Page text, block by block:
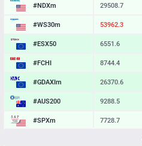
#NDXm 29508.7
#WS30m 53962.3
#ESX50 6551.6
#FCHI 8744.4
#GDAXIm 26370.6
#AUS200 9288.5
#SPXm 7728.7